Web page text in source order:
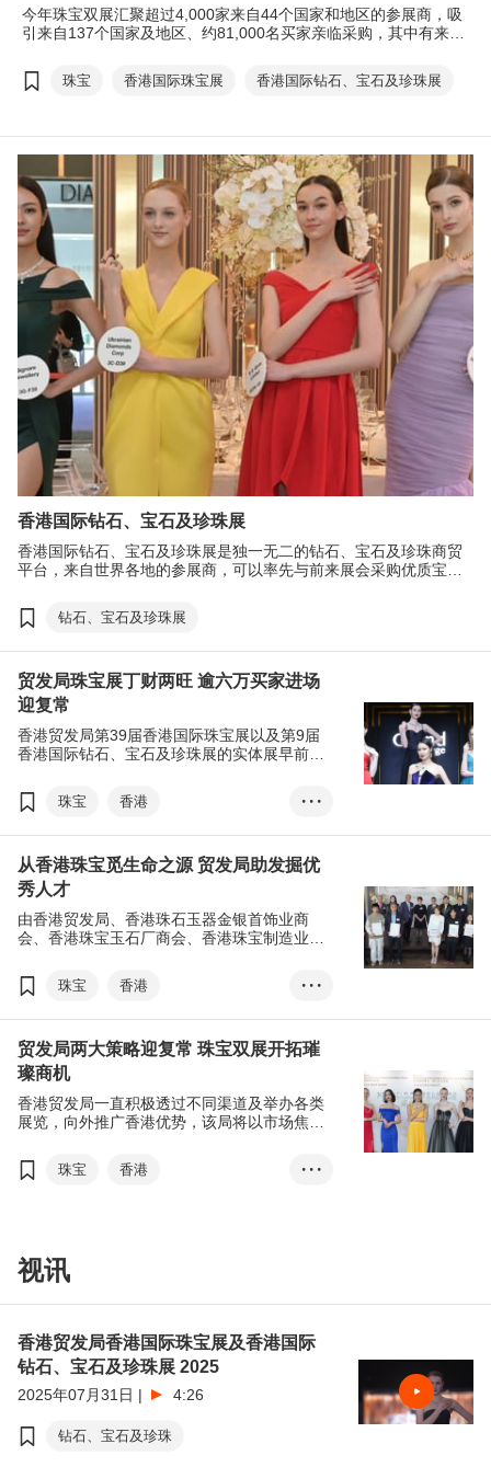
今年珠宝双展汇聚超过4,000家来自44个国家和地区的参展商，吸
引来自137个国家及地区、约81,000名买家亲临采购，其中有来自
及来自132个国家及地区超过49,000名买家出席珠宝展；除香港以
外，买家主要来自中国内地、印度、日本、菲律宾、泰国及美国等
珠宝 香港国际珠宝展 香港国际钻石、宝石及珍珠展
香港国际钻石、宝石及珍珠展
香港国际钻石、宝石及珍珠展是独一无二的钻石、宝石及珍珠商贸
平台，来自世界各地的参展商，可以率先与前来展会采购优质宝石
的业内资讯，让参展商快人一步，掌握最新的市场发展。
钻石、宝石及珍珠展
贸发局珠宝展丁财两旺 逾六万买家进场
迎复常
香港贸发局第39届香港国际珠宝展以及第9届
香港国际钻石、宝石及珍珠展的实体展早前在
商。大会现场调研显示，约六成参展商和买家
预期其业务增长将在一年内回复到疫前水平，
珠宝
香港
香港国际珠宝展
香港国际钻石、宝石及珍珠展
展览+
EXHIBITION+
• • •
从香港珠宝觅生命之源 贸发局助发掘优
秀人才
由香港贸发局、香港珠石玉器金银首饰业商
会、香港珠宝玉石厂商会、香港珠宝制造业厂
宝设计比赛，是第39届香港国际珠宝展及第9
届香港国际钻石、宝石及珍珠展的重点活动之
珠宝珍品。
珠宝
香港
香港国际珠宝展
香港国际钻石、宝石及珍珠展
贵重珠宝
RCEP
香港珠宝设计比赛
• • •
贸发局两大策略迎复常 珠宝双展开拓璀
璨商机
香港贸发局一直积极透过不同渠道及举办各类
展览，向外推广香港优势，该局将以市场焦点
势，加快香港达致全面商贸复常，包括推动香
港成为粤港澳大湾区与东盟、亚洲及世界的双
珠宝
香港
RCEP
香港珠宝设计比赛
• • •
视讯
香港贸发局香港国际珠宝展及香港国际
钻石、宝石及珍珠展 2025
2025年07月31日 | 4:26
钻石、宝石及珍珠